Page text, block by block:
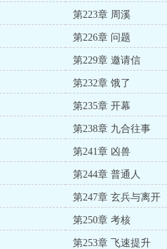
第223章 周溪
第226章 问题
第229章 邀请信
第232章 饿了
第235章 开幕
第238章 九合往事
第241章 凶兽
第244章 普通人
第247章 玄兵与离开
第250章 考核
第253章 飞速提升